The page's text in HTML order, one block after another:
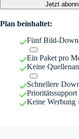
Jetzt
Plan beinhaltet:
Fünf Bild-
Ein Paket pro
Keine
Schnellere
Prioritätssupport
Keine Werbung